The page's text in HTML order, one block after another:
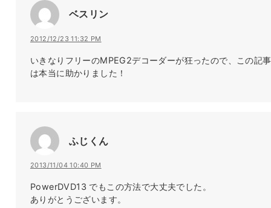
ベスリン
2012/12/23 11:32 PM
いきなりフリーのMPEG2デコーダーが狂ったので、この記事
は本当に助かりました！
ふじくん
2013/11/04 10:40 PM
PowerDVD13 でもこの方法で大丈夫でした。
ありがとうございます。